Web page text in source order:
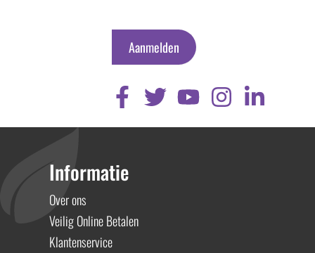
Aanmelden
Informatie
Over ons
Veilig Online Betalen
Klantenservice